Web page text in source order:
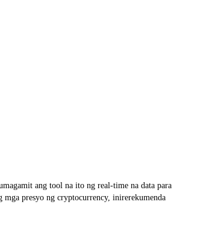
ang tool na ito ng real-time na data para
mga presyo ng cryptocurrency, inirerekumenda